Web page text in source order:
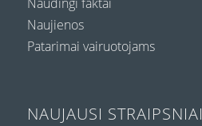
Naujienos
Patarimai vairuotojams
NAUJAUSI STRAIPSNIAI